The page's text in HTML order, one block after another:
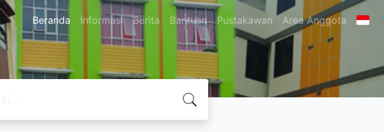
Beranda Informasi Berita Bantuan Pustakawan Area Anggota